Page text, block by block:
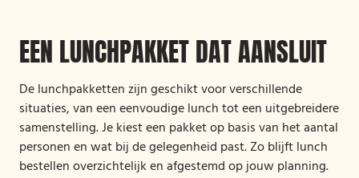
EEN LUNCHPAKKET DAT AANSLUIT
De lunchpakketten zijn geschikt voor verschillende
situaties, van een eenvoudige lunch tot een uitgebreidere
samenstelling. Je kiest een pakket op basis van het aantal
personen en wat bij de gelegenheid past. Zo blijft lunch
bestellen overzichtelijk en afgestemd op jouw planning.